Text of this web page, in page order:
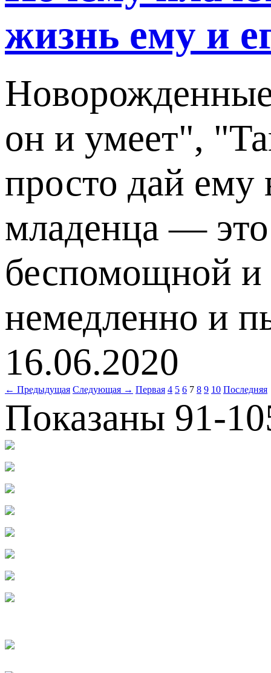
жизнь ему и
он и умеет",
просто дай ему
младенца — это
беспомощной и
немедленно и
16.06.2020
← Предыдущая Следующая → Первая 4 5 6 7 8 9 10 Последняя
Показаны 91-